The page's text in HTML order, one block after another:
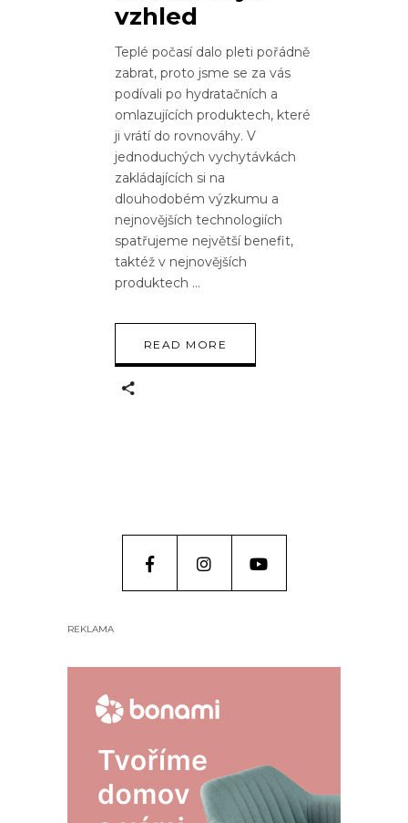
vzhled
Teplé počasí dalo pleti pořádně
zabrat, proto jsme se za vás
podívali po hydratačních a
omlazujících produktech, které
ji vrátí do rovnováhy. V
jednoduchých vychytávkách
zakládajících si na
dlouhodobém výzkumu a
nejnovějších technologiích
spatřujeme největší benefit,
taktéž v nejnovějších
produktech
READ MORE
REKLAMA